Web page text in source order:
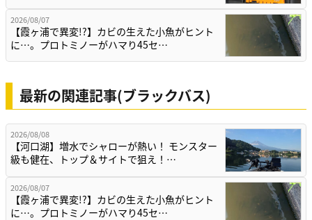
2026/08/07
【霞ヶ浦で異変!?】カビの生えた小魚がヒント
に…。プロトミノーがハマり45セ…
最新の関連記事(ブラックバス)
2026/08/08
【河口湖】増水でシャローが熱い！ モンスター
級も健在、トップ＆サイトで狙え！…
2026/08/07
【霞ヶ浦で異変!?】カビの生えた小魚がヒント
に…。プロトミノーがハマり45セ…